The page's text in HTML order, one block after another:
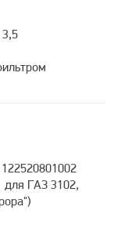
3,5
для ГАЗ 3102,